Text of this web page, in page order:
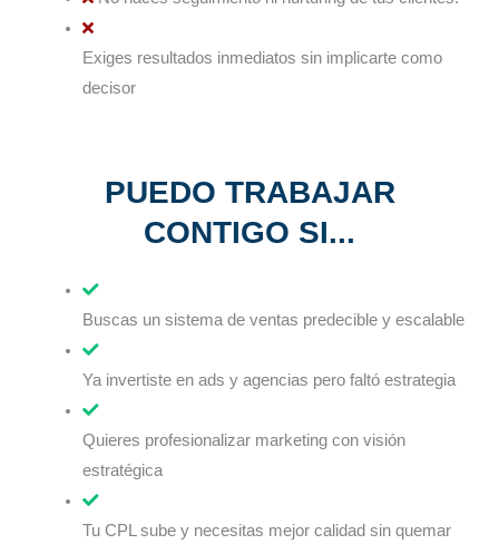
Exiges resultados inmediatos sin implicarte como
decisor
PUEDO TRABAJAR
CONTIGO SI...
Buscas un sistema de ventas predecible y escalable
Ya invertiste en ads y agencias pero faltó estrategia
Quieres profesionalizar marketing con visión
estratégica
Tu CPL sube y necesitas mejor calidad sin quemar